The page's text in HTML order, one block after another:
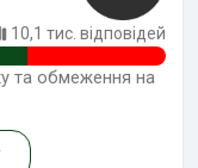
10,1 тис. відповідей
та обмеження на